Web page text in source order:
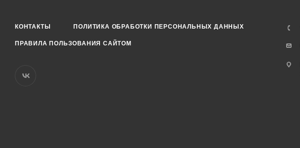
КОНТАКТЫ ПОЛИТИКА ОБРАБОТКИ ПЕРСОНАЛЬНЫХ ДАННЫХ
ПРАВИЛА ПОЛЬЗОВАНИЯ САЙТОМ